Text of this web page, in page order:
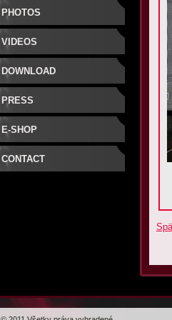
PHOTOS
VIDEOS
DOWNLOAD
PRESS
E-SHOP
CONTACT